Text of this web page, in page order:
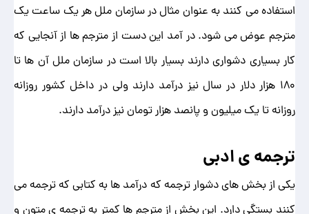
استفاده می کنند به عنوان مثال در سازمان ملل هر یک ساعت یک
مترجم عوض می شود. در آمد این دست از مترجم ها از آنجایی که
کار بسیاری دشواری دارند بسیار بالا است در سازمان ملل آن ها تا
180 هزار دلار در سال نیز درآمد دارند ولی در داخل کشور روزانه
روزانه تا یک میلیون و پانصد هزار تومان نیز درآمد دارند.
ترجمه ی ادبی
یکی از بخش های دشوار ترجمه که درآمد ها به کتابی که ترجمه می
کنند بستگی دارد. این بخش از مترجم ها کمتر به ترجمه ی متون و